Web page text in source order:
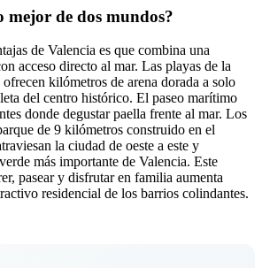
de dos mundos?
de Valencia es que combina una
acceso directo al mar. Las playas de la
kilómetros de arena dorada a solo
del centro histórico. El paseo marítimo
donde degustar paella frente al mar. Los
de 9 kilómetros construido en el
la ciudad de oeste a este y
más importante de Valencia. Este
pasear y disfrutar en familia aumenta
residencial de los barrios colindantes.